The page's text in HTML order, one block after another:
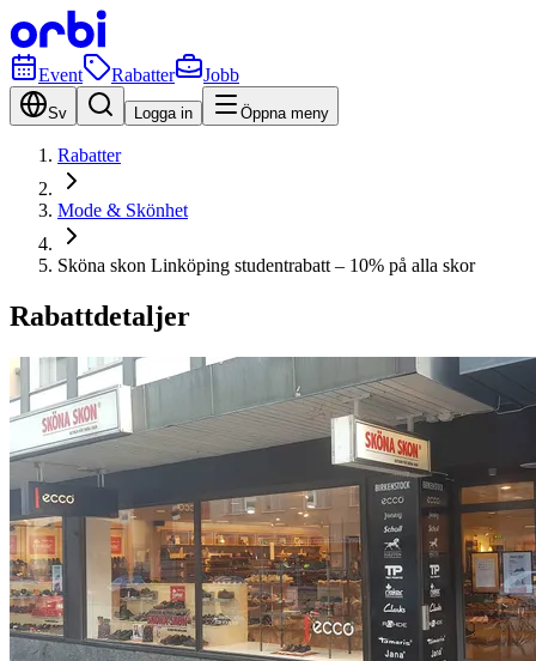
Event Rabatter Jobb
Sv Logga in Öppna meny
Rabatter
Mode & Skönhet
Sköna skon Linköping studentrabatt – 10% på alla skor
Rabattdetaljer